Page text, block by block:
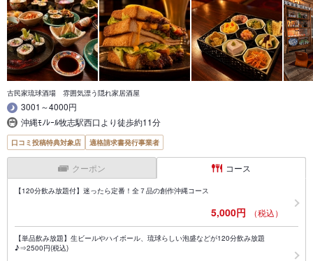
古民家琉球酒場 雰囲気漂う隠れ家居酒屋
3001～4000円
沖縄ﾓﾉﾚｰﾙ牧志駅西口より徒歩約11分
口コミ投稿特典対象店 適格請求書発行事業者
クーポン コース
【120分飲み放題付】迷ったら定番！全７品の創作沖縄コース
5,000円 （税込）
【単品飲み放題】生ビールやハイボール、琉球らしい泡盛などが120分飲み放題
♪⇒2500円(税込)